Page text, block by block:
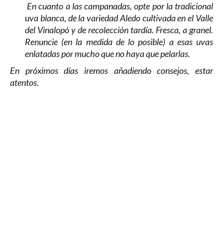
En cuanto a las campanadas, opte por la tradicional
uva blanca, de la variedad Aledo cultivada en el Valle
del Vinalopó y de recolección tardía. Fresca, a granel.
Renuncie (en la medida de lo posible) a esas uvas
enlatadas por mucho que no haya que pelarlas.
En próximos días iremos añadiendo consejos, estar
atentos.